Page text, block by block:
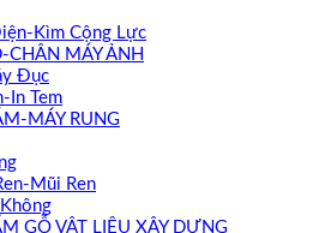
Kìm Cộng Lực
CHÂN MÁY ẢNH
Đục
In Tem
MÁY RUNG
Mũi Ren
GỖ VẬT LIỆU XÂY DỰNG